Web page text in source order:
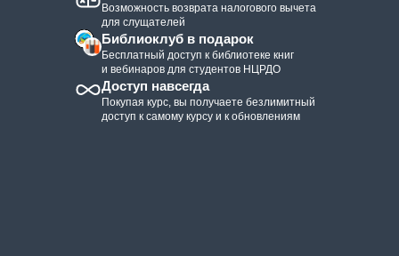
Возможность возврата налогового вычета
для слущателей
Библиоклуб в подарок
Бесплатный доступ к библиотеке книг
и вебинаров для студентов НЦРДО
Доступ навсегда
Покупая курс, вы получаете безлимитный
доступ к самому курсу и к обновлениям